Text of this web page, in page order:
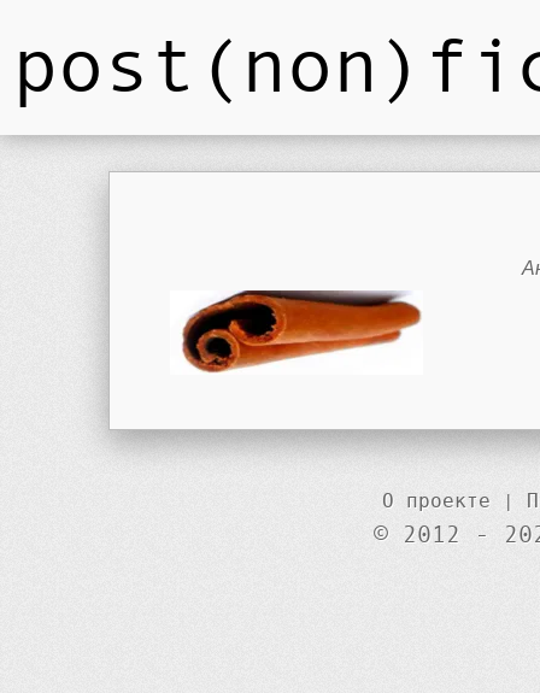
О проекте |
© 2012 -